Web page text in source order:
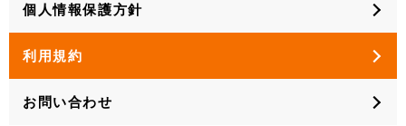
個人情報保護方針
利用規約
お問い合わせ